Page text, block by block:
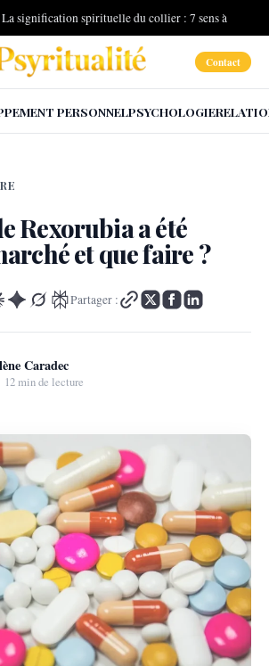
La signification spirituelle du collier : 7 sens à
connaître
Contact
PERSONNELPSYCHOLOGIE
Rexorubia a été
et que faire ?
Partager :
Caradec
12 min de lecture